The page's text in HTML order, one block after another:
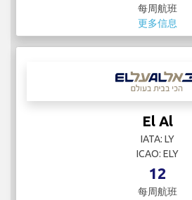
每周航班
更多信息
El Al
IATA: LY
ICAO: ELY
12
每周航班